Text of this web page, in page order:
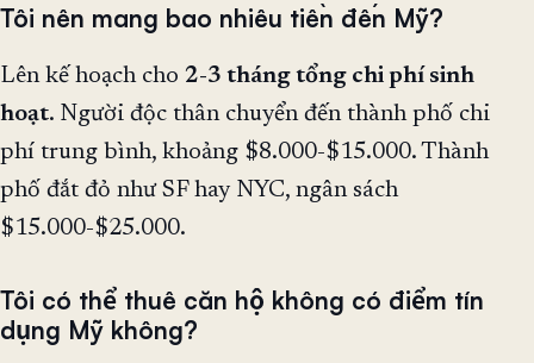
Tôi nên mang bao nhiêu tiền đến Mỹ?
Lên kế hoạch cho 2-3 tháng tổng chi phí sinh
hoạt. Người độc thân chuyển đến thành phố chi
phí trung bình, khoảng $8.000-$15.000. Thành
phố đắt đỏ như SF hay NYC, ngân sách
$15.000-$25.000.
Tôi có thể thuê căn hộ không có điểm tín
dụng Mỹ không?